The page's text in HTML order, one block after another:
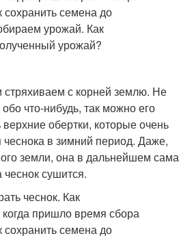
с корней землю. Не
что-нибудь, так можно его
обертки, которые очень
в зимний период. Даже,
земли, она в дальнейшем сама
чеснок сушится.